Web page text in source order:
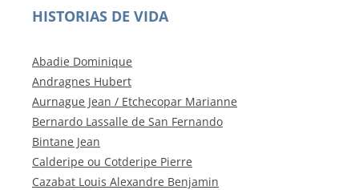
HISTORIAS DE VIDA
Abadie Dominique
Andragnes Hubert
Aurnague Jean / Etchecopar Marianne
Bernardo Lassalle de San Fernando
Bintane Jean
Calderipe ou Cotderipe Pierre
Cazabat Louis Alexandre Benjamin